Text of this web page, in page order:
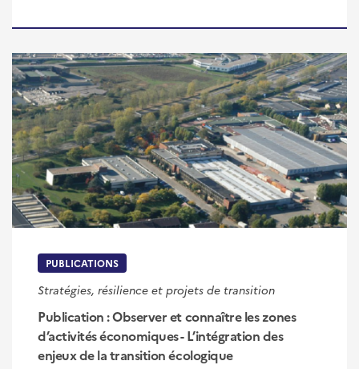
PUBLICATIONS
Stratégies, résilience et projets de transition
Publication : Observer et connaître les zones
d’activités économiques - L’intégration des
enjeux de la transition écologique